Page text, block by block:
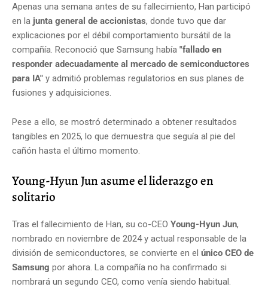
Apenas una semana antes de su fallecimiento, Han participó
en la junta general de accionistas, donde tuvo que dar
explicaciones por el débil comportamiento bursátil de la
compañía. Reconoció que Samsung había "fallado en
responder adecuadamente al mercado de semiconductores
para IA" y admitió problemas regulatorios en sus planes de
fusiones y adquisiciones.
Pese a ello, se mostró determinado a obtener resultados
tangibles en 2025, lo que demuestra que seguía al pie del
cañón hasta el último momento.
Young-Hyun Jun asume el liderazgo en
solitario
Tras el fallecimiento de Han, su co-CEO Young-Hyun Jun,
nombrado en noviembre de 2024 y actual responsable de la
división de semiconductores, se convierte en el único CEO de
Samsung por ahora. La compañía no ha confirmado si
nombrará un segundo CEO, como venía siendo habitual.